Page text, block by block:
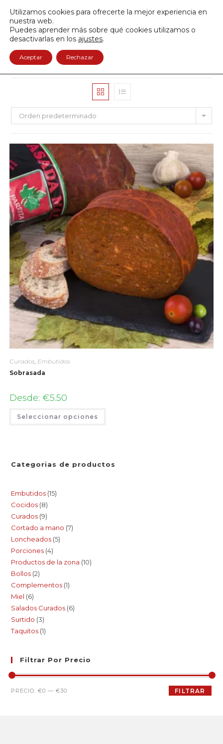
Envío GRATIS a partir de 50€
Orden predeterminado
Curados Embutidos
Sobrasada
Desde: €5.50
Seleccionar opciones
Categorias de productos
Embutidos 15
Cocidos 8
Curados 9
Cortado a mano 7
Loncheados 5
Porciones 4
Productos de la zona 10
Bollos 2
Complementos 1
Miel 6
Salados Curados 6
Surtido 3
Taquitos 1
Filtrar Por Precio
FILTRAR
PRECIO:€0 —€30
Utilizamos cookies para ofrecerte la mejor experiencia en
nuestra web.
Puedes aprender más sobre qué cookies utilizamos o
desactivarlas en los ajustes.
Aceptar Rechazar